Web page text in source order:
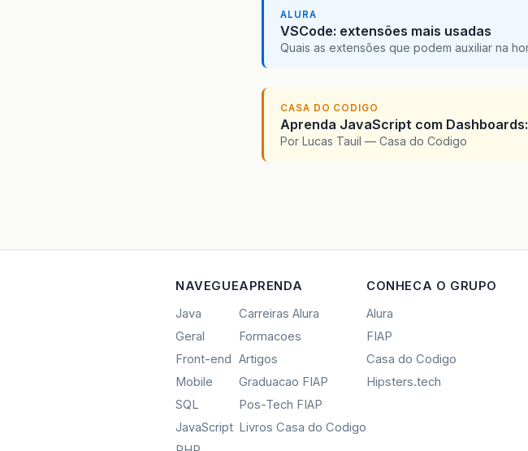
ALURA
VSCode: extensões mais usadas
Quais as extensões que podem auxiliar na
CASA DO CODIGO
Aprenda JavaScript com
Por Lucas Tauil — Casa do Codigo
NAVEGUE
Java
Geral
Front-end
Mobile
SQL
JavaScript
APRENDA
Carreiras Alura
Formacoes
Artigos
Graduacao FIAP
Pos-Tech FIAP
Livros Casa do Codigo
CONHECA O GRUPO
Alura
FIAP
Casa do Codigo
Hipsters.tech